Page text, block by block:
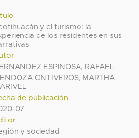
y el turismo: la
de los residentes en sus
ESPINOSA, RAFAEL
ONTIVEROS, MARTHA
de publicación
07
y sociedad